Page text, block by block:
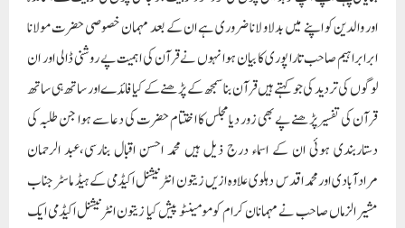
اور والدین کو اپنے میں بدلاو لانا ضروری ہے ان کے بعد مہمان خصوصی حضرت مولانا
ابرابراہیم صاحب تارا پوری کا بیان ہوا نہوں نے قرآن کی اہمیت پے روشنی ڈالی اور ان
لوگوں کی تردید کی جو کہتے ہیں قرآن بنا سمجھ کے پڑھنے کے کیا فائدے اور ساتھ ہی ساتھ
قرآن کی تفسیر پڑھنے پے بھی زور دیا مجلس کا اختتام حضرت کی دعا سے ہوا جن طلبہ کی
دستاربندی ہوئی ان کے اسماء درج ذیل ہیں محمد احسن اقبال بنارسی،عبد الرحمان
مرادآبادی اورمحمد اقدس دہلوی علاوہ ازیں زیتون انٹرنیشنل اکیڈمی کے ہیڈ ماسٹر جناب
مشیر الزماں صاحب نے مہمانان کرام کو مومینٹو پیش کیا زیتون انٹرنیشنل اکیڈمی ایک